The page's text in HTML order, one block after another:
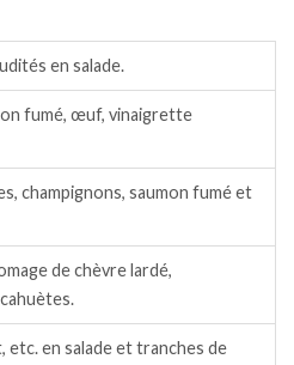
en salade.
fumé, œuf, vinaigrette
champignons, saumon fumé et
de chèvre lardé,
etc. en salade et tranches de